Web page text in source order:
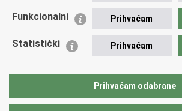
Policijska akademija
Zaklada policijske solidarnosti
Vučetić"
Funkcionalni Prihvaćam
Statistički Prihvaćam
Prihvaćam odabrane